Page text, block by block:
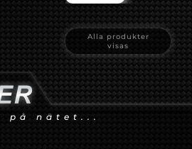
Alla produkter
visas
på nätet...